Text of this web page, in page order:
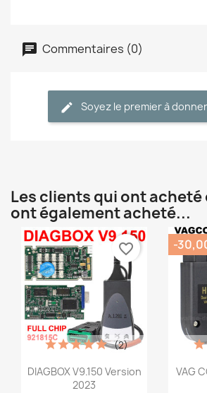
Commentaires (0)
Soyez le premier à
Les clients qui ont
ont également acheté...
Aperçu rapide
DIAGBOX V9.150 Version
2023
(2)
favorite_border

VAG
-